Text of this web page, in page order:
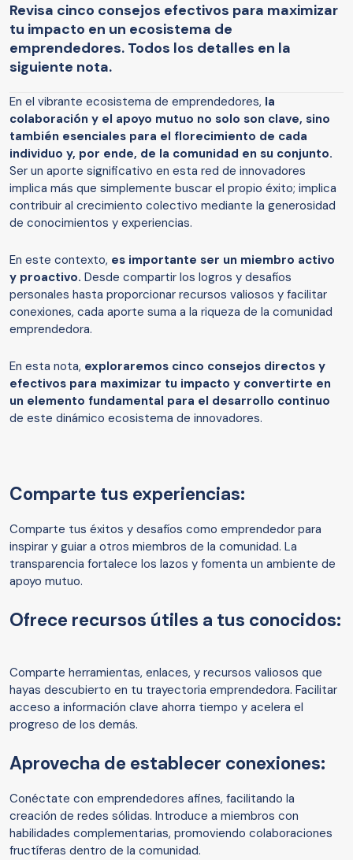
Revisa cinco consejos efectivos para maximizar
tu impacto en un ecosistema de
emprendedores. Todos los detalles en la
siguiente nota.
En el vibrante ecosistema de emprendedores, la
colaboración y el apoyo mutuo no solo son clave, sino
también esenciales para el florecimiento de cada
individuo y, por ende, de la comunidad en su conjunto.
Ser un aporte significativo en esta red de innovadores
implica más que simplemente buscar el propio éxito; implica
contribuir al crecimiento colectivo mediante la generosidad
de conocimientos y experiencias.
En este contexto, es importante ser un miembro activo
y proactivo. Desde compartir los logros y desafíos
personales hasta proporcionar recursos valiosos y facilitar
conexiones, cada aporte suma a la riqueza de la comunidad
emprendedora.
En esta nota, exploraremos cinco consejos directos y
efectivos para maximizar tu impacto y convertirte en
un elemento fundamental para el desarrollo continuo
de este dinámico ecosistema de innovadores.
Comparte tus experiencias:
Comparte tus éxitos y desafíos como emprendedor para
inspirar y guiar a otros miembros de la comunidad. La
transparencia fortalece los lazos y fomenta un ambiente de
apoyo mutuo.
Ofrece recursos útiles a tus conocidos:
Comparte herramientas, enlaces, y recursos valiosos que
hayas descubierto en tu trayectoria emprendedora. Facilitar
acceso a información clave ahorra tiempo y acelera el
progreso de los demás.
Aprovecha de establecer conexiones:
Conéctate con emprendedores afines, facilitando la
creación de redes sólidas. Introduce a miembros con
habilidades complementarias, promoviendo colaboraciones
fructíferas dentro de la comunidad.